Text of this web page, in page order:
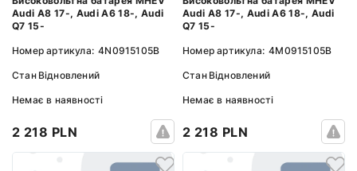
Audi A8 17-, Audi A6 18-, Audi
Q7 15-
Номер артикула: 4N0915105B
Стан Відновлений
Немає в наявності
2 218 PLN
Audi A8 17-, Audi A6 18-, Audi
Q7 15-
Номер артикула: 4M0915105B
Стан Відновлений
Немає в наявності
2 218 PLN